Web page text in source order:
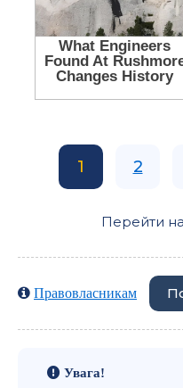
1 2
Перейти на
Правовласникам
Увага!